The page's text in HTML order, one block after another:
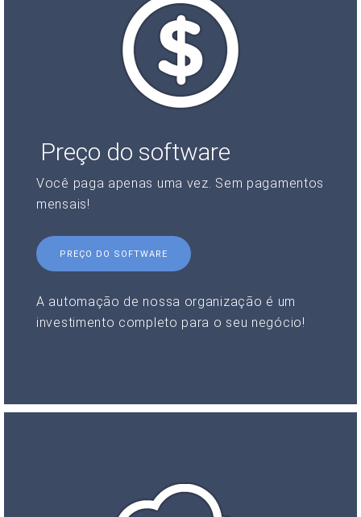
Preço do software
Você paga apenas uma vez. Sem pagamentos
mensais!
PREÇO DO SOFTWARE
A automação de nossa organização é um
investimento completo para o seu negócio!